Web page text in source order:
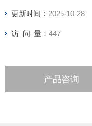
更新时间： 2025-10-28
访 问 量： 447
产品咨询